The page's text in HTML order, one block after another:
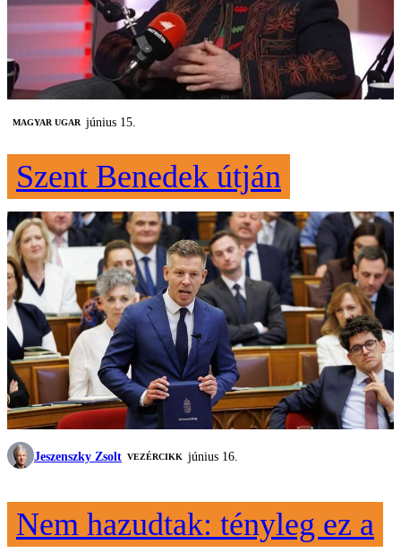
MAGYAR UGAR június 15.
Szent Benedek útján
Jeszenszky Zsolt VEZÉRCIKK június 16.
Nem hazudtak: tényleg ez a